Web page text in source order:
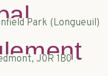
Park (Longueuil)
J0R 1B0